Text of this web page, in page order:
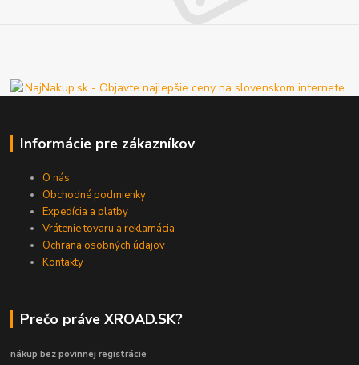
Informácie pre zákazníkov
O nás
Obchodné podmienky
Expedícia a platby
Vrátenie tovaru a reklamácia
Ochrana osobných údajov
Kontakty
Prečo práve XROAD.SK?
nákup bez povinnej registrácie